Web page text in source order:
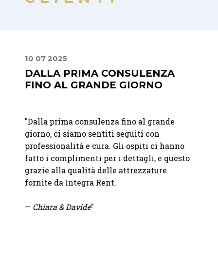
10 07 2025
DALLA PRIMA CONSULENZA
FINO AL GRANDE GIORNO
"Dalla prima consulenza fino al grande
giorno, ci siamo sentiti seguiti con
professionalità e cura. Gli ospiti ci hanno
fatto i complimenti per i dettagli, e questo
grazie alla qualità delle attrezzature
fornite da Integra Rent.
— Chiara & Davide"